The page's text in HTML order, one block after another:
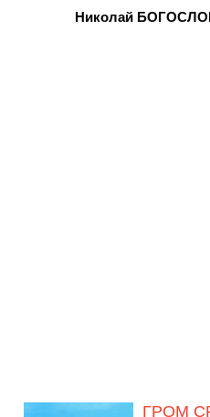
Николай
ГРОМ